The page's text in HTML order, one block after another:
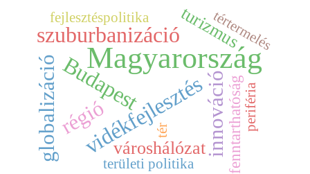
Magyarország
vidékfejlesztés
Budapest
szuburbanizáció
innováció
globalizációrégió
városhálózat
turizmus
fenntarthatóság
tér
tértermelés
periféria
fejlesztéspolitika
területi politika